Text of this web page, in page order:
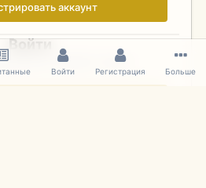
аккаунт
Войти
Войдите здесь.
Войти Регистрация Больше